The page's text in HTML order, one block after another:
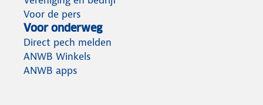
Voor de pers
Voor onderweg
Direct pech melden
ANWB Winkels
ANWB apps